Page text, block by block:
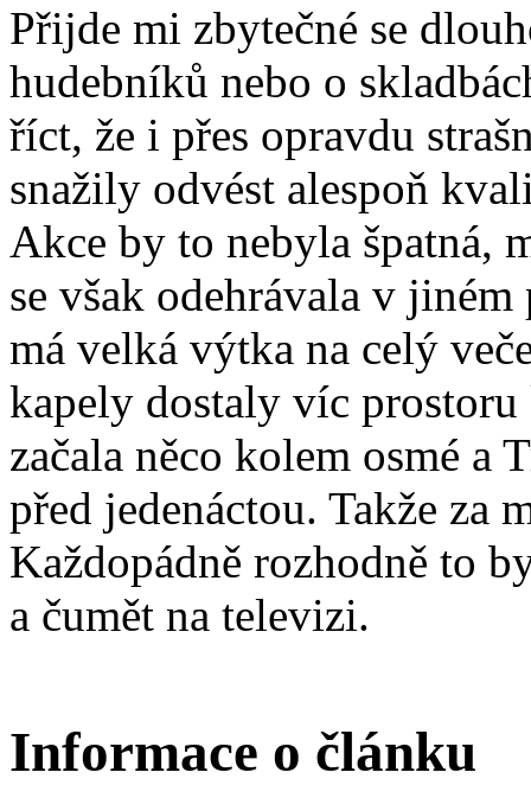
Přijde mi zbytečné se
hudebníků nebo o
říct, že i přes opravdu
snažily odvést alespoň
Akce by to nebyla špatná,
se však odehrávala v
má velká výtka na celý
kapely dostaly víc
začala něco kolem osmé a
před jedenáctou. Takže za
Každopádně rozhodně to
a čumět na televizi.
Informace o článku